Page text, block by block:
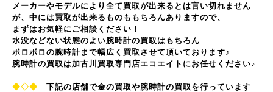
メーカーやモデルにより全て買取が出来るとは言い切れません
が、中には買取が出来るものももちろんありますので、
まずはお気軽にご相談ください！
水没などない状態のよい腕時計の買取はもちろん
ボロボロの腕時計まで幅広く買取させて頂いております♪
腕時計の買取は加古川買取専門店エコエイトにお任せください♪
◆◇◆ 下記の店舗で金の買取や腕時計の買取を行っています